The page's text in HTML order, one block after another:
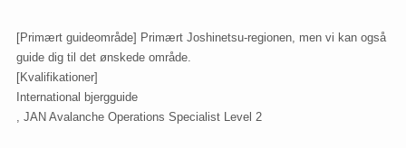
[Primært guideområde] Primært Joshinetsu-regionen, men vi kan også
guide dig til det ønskede område.
[Kvalifikationer]
International bjergguide
, JAN Avalanche Operations Specialist Level 2